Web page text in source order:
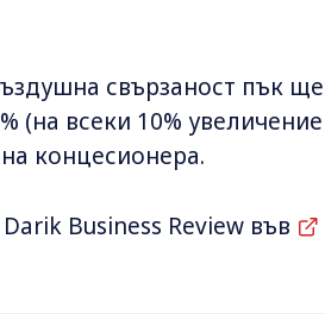
свързаност пък
(на всеки 10%
концесионера.
Business Review във